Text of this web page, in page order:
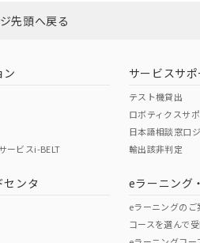
（アメリカ
この製品の規格認証/適合
その他の認証はこちらのページからご
先頭へ戻る
ン
ービスi-BELT
センタ
サービスサポ
テスト機貸出
ロボティクスサ
日本語相談窓口
輸出該非判定
eラーニング
eラーニングのご
コースを選んで